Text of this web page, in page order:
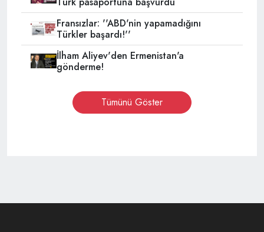
Fransızlar: ''ABD'nin yapamadığını
Türkler başardı!''
İlham Aliyev'den Ermenistan'a
gönderme!
Tümünü Göster